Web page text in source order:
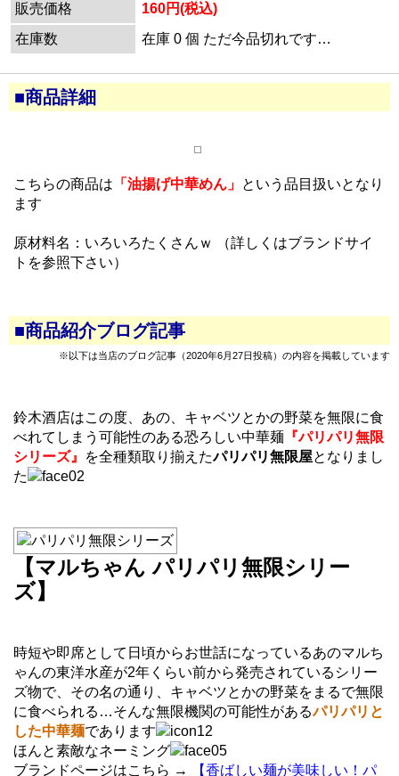
販売価格
160円(税込)
在庫数
在庫 0 個 ただ今品切れです…
■商品詳細
こちらの商品は 「油揚げ中華めん」 という品目扱いとなり
ます
原材料名：いろいろたくさんｗ （詳しくはブランドサイ
トを参照下さい）
■商品紹介ブログ記事
※以下は当店のブログ記事（2020年6月27日投稿）の内容を掲載しています
鈴木酒店はこの度、あの、キャベツとかの野菜を無限に食
べれてしまう可能性のある恐ろしい中華麺 『パリパリ無限
シリーズ』
を全種類取り揃えたパリパリ無限屋となりまし
た
【マルちゃん パリパリ無限シリー
ズ】
時短や即席として日頃からお世話になっているあのマルち
ゃんの東洋水産が2年くらい前から発売されているシリー
ズ物で、その名の通り、キャベツとかの野菜をまるで無限
に食べられる…そんな無限機関の可能性があるパリパリと
した中華麺であります
ほんと素敵なネーミング
ブランドページはこちら →
【香ばしい麺が美味しい！パ